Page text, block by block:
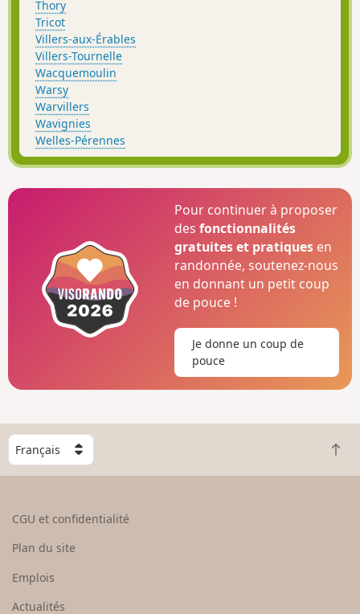
Thory
Tricot
Villers-aux-Érables
Villers-Tournelle
Wacquemoulin
Warsy
Warvillers
Wavignies
Welles-Pérennes
Pour continuer à proposer
desfonctionnalités
gratuites et pratiques en
randonnée, soutenez-nous
en donnant un petit coup
de pouce !
Je donne un coup de
pouce
C
h
o
e
u
R
e
CGU et confidentialité
Plan du site
Emplois
Actualités